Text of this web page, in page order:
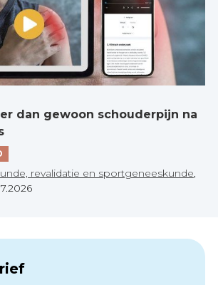
dan gewoon schouderpijn na
revalidatie en sportgeneeskunde